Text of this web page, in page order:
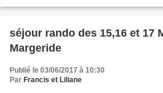
séjour rando des 15,16 et 17
Margeride
Publié le 03/06/2017 à 10:30
Par Francis et Liliane